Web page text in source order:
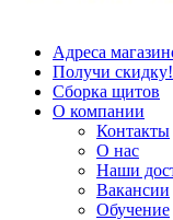
Адреса
Получи скидку!
Сборка щитов
О компании
Контакты
О нас
Наши
Вакансии
Обучение